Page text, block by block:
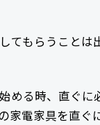
てもらうことは
める時、直ぐに
家電家具を直ぐ